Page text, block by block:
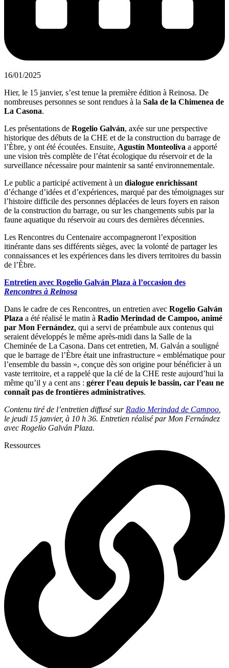
16/01/2025
Hier, le 15 janvier, s’est tenue la première édition à Reinosa. De
nombreuses personnes se sont rendues à la Sala de la Chimenea de
La Casona.
Les présentations de Rogelio Galván, axée sur une perspective
historique des débuts de la CHE et de la construction du barrage de
l’Èbre, y ont été écoutées. Ensuite, Agustín Monteoliva a apporté
une vision très complète de l’état écologique du réservoir et de la
surveillance nécessaire pour maintenir sa santé environnementale.
Le public a participé activement à un dialogue enrichissant
d’échange d’idées et d’expériences, marqué par des témoignages sur
l’histoire difficile des personnes déplacées de leurs foyers en raison
de la construction du barrage, ou sur les changements subis par la
faune aquatique du réservoir au cours des dernières décennies.
Les Rencontres du Centenaire accompagneront l’exposition
itinérante dans ses différents sièges, avec la volonté de partager les
connaissances et les expériences dans les divers territoires du bassin
de l’Èbre.
Entretien avec Rogelio Galván Plaza à l’occasion des
Rencontres à Reinosa
Dans le cadre de ces Rencontres, un entretien avec Rogelio Galván
Plaza a été réalisé le matin à Radio Merindad de Campoo, animé
par Mon Fernández, qui a servi de préambule aux contenus qui
seraient développés le même après-midi dans la Salle de la
Cheminée de La Casona. Dans cet entretien, M. Galván a souligné
que le barrage de l’Èbre était une infrastructure « emblématique pour
l’ensemble du bassin », conçue dès son origine pour bénéficier à un
vaste territoire, et a rappelé que la clé de la CHE reste aujourd’hui la
même qu’il y a cent ans : gérer l’eau depuis le bassin, car l’eau ne
connaît pas de frontières administratives.
Contenu tiré de l’entretien diffusé sur Radio Merindad de Campoo
le jeudi 15 janvier, à 10 h 36. Entretien réalisé par Mon Fernández
avec Rogelio Galván Plaza.
Ressources